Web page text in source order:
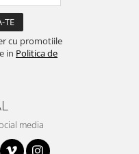
cu promotiile
in Politica de
media